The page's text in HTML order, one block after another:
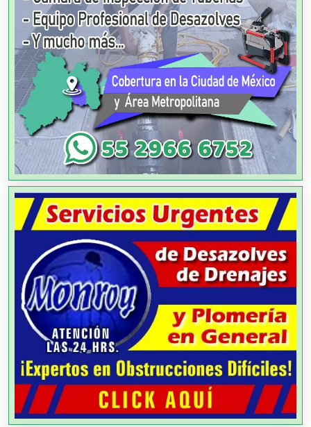
Agencias de Modelos
Agencias de Publicidad
Agencias de Viajes
Agricultores
Agricultura y Ganadería
Agua Purificada
Aire Acondicionado
Alarmas